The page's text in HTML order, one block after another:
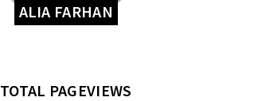
ALIA FARHAN
TOTAL PAGEVIEWS